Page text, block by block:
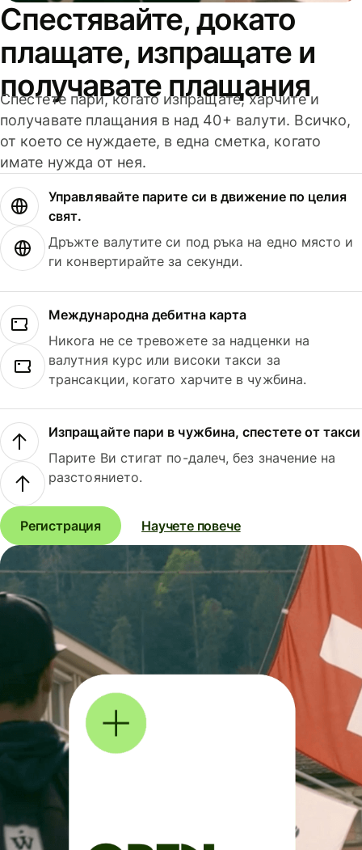
Спестявайте, докато
плащате, изпращате и
получавате плащания
Спестете пари, когато изпращате, харчите и
получавате плащания в над 40+ валути. Всичко,
от което се нуждаете, в една сметка, когато
имате нужда от нея.
Управлявайте парите си в движение по целия
свят.
Дръжте валутите си под ръка на едно място и
ги конвертирайте за секунди.
Международна дебитна карта
Никога не се тревожете за надценки на
валутния курс или високи такси за
трансакции, когато харчите в чужбина.
Изпращайте пари в чужбина, спестете от такси
Парите Ви стигат по-далеч, без значение на
разстоянието.
Регистрация Научете повече